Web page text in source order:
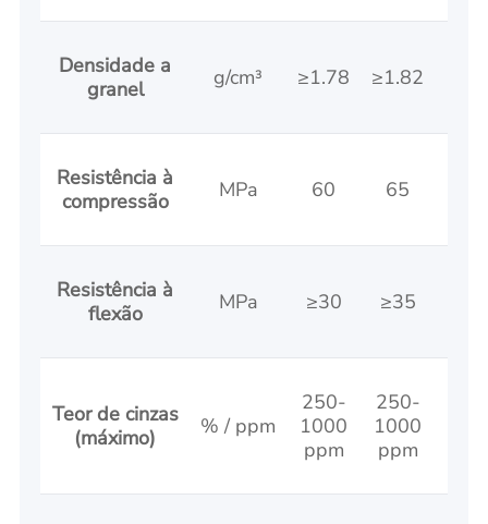
Densidade a
granel
g/cm³ ≥1.78 ≥1.82
Resistência à
compressão
MPa 60 65
Resistência à
flexão
MPa ≥30 ≥35
Teor de cinzas
(máximo)
% / ppm
250-
1000
ppm
250-
1000
ppm